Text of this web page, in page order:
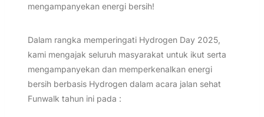
mengampanyekan energi bersih!
Dalam rangka memperingati Hydrogen Day 2025,
kami mengajak seluruh masyarakat untuk ikut serta
mengampanyekan dan memperkenalkan energi
bersih berbasis Hydrogen dalam acara jalan sehat
Funwalk tahun ini pada :